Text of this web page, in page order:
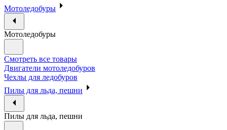
Мотоледобуры
Мотоледобуры
Смотреть все товары
Двигатели мотоледобуров
Чехлы для ледобуров
Пилы для льда, пешни
Пилы для льда, пешни